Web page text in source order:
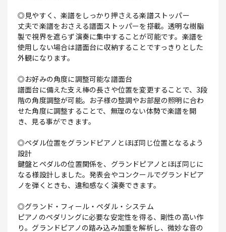
◎見やすく、楽譜をしっかり押さえる楽譜ストッパー
丈夫で楽譜をおさえる譜面ストッパーを搭載。透明な樹脂
製で視界を遮らず演奏に集中することが可能です。楽譜を
使用しない場合は譜面台に収納することですっきりとした
外観になります。
◎お好みの角度に調整可能な譜面台
譜面台に備えた支え棒の長さや位置を変更することで、3段
階の角度調整が可能。お子様の整調やお部屋の照明に合わ
せた角度に調整することで、無理のない体勢で楽譜を開
き、見る事ができます。
◎ペダル位置をグランドピアノとほぼ同じ位置となるよう
設計
鍵盤とペダルの位置関係を、グランドピアノとほぼ同じに
なる様設計しました。発表会やコンクールでグランドピア
ノを弾くときも、違和感なく演奏できます。
◎グランド・フィール・ペダル・システム
ピアノのペダリングに必要な安定性を得る、剛性の高い作
り。グランドピアノの踏み込み加重を解析し、微妙な音の